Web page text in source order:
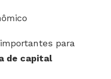
para
de capital